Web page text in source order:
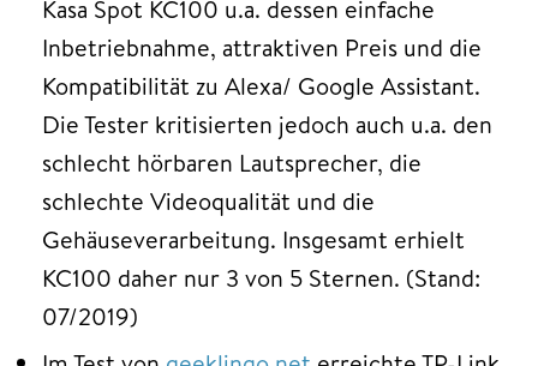
Kasa Spot KC100 u.a. dessen einfache
Inbetriebnahme, attraktiven Preis und die
Kompatibilität zu Alexa/ Google Assistant.
Die Tester kritisierten jedoch auch u.a. den
schlecht hörbaren Lautsprecher, die
schlechte Videoqualität und die
Gehäuseverarbeitung. Insgesamt erhielt
KC100 daher nur 3 von 5 Sternen. (Stand:
07/2019)